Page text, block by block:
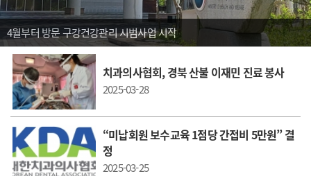
4월부터 방문 구강건강관리 시범사업 시작
치과의사협회, 경북 산불 이재민 진료 봉사
2025-03-28
“미납회원 보수교육 1점당 간접비 5만원” 결
정
2025-03-25